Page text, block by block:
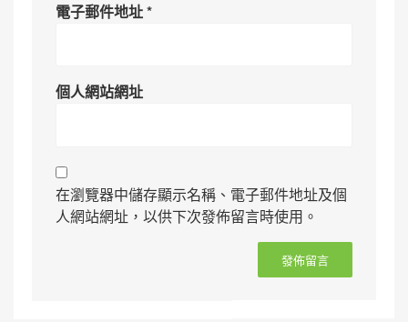
電子郵件地址*
個人網站網址
在瀏覽器中儲存顯示名稱、電子郵件地址及個
人網站網址，以供下次發佈留言時使用。